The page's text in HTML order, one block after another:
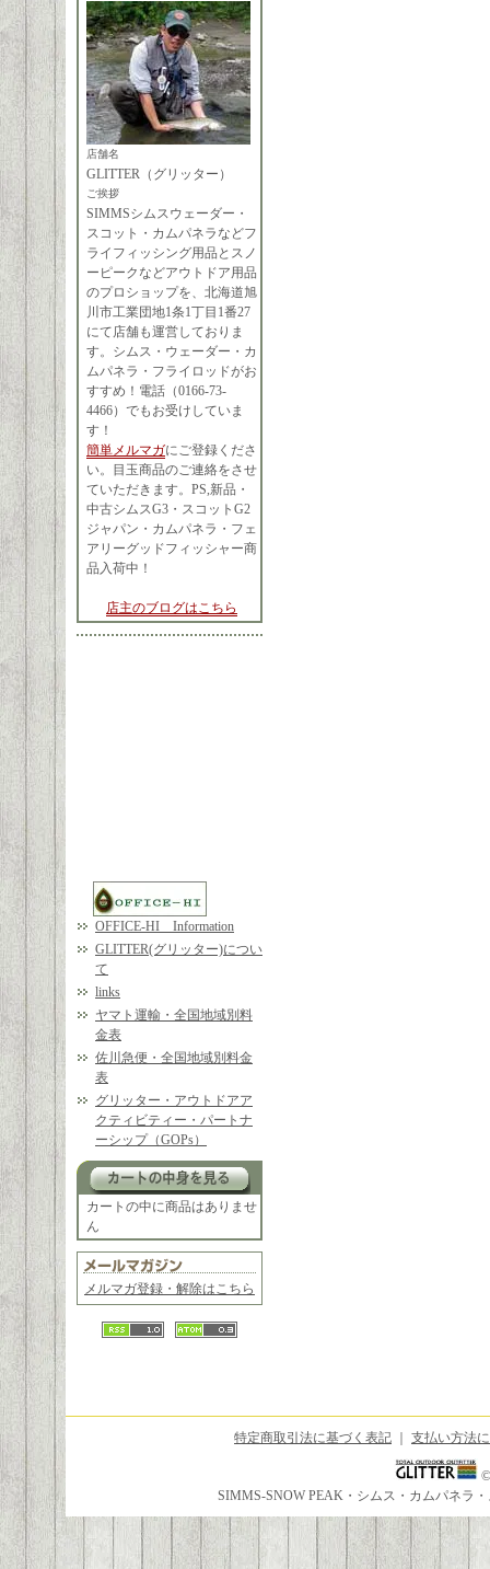
店舗名
GLITTER（グリッター）
ご挨拶
SIMMSシムスウェーダー・
スコット・カムパネラなどフ
ライフィッシング用品とスノ
ーピークなどアウトドア用品
のプロショップを、北海道旭
川市工業団地1条1丁目1番27
にて店舗も運営しておりま
す。シムス・ウェーダー・カ
ムパネラ・フライロッドがお
すすめ！電話（0166-73-
4466）でもお受けしていま
す！
簡単メルマガにご登録くださ
い。目玉商品のご連絡をさせ
ていただきます。PS,新品・
中古シムスG3・スコットG2
ジャパン・カムパネラ・フェ
アリーグッドフィッシャー商
品入荷中！
店主のブログはこちら
OFFICE-HI Information
GLITTER(グリッター)につい
て
links
ヤマト運輸・全国地域別料
金表
佐川急便・全国地域別料金
表
グリッター・アウトドアア
クティビティー・パートナ
ーシップ（GOPs）
カートの中に商品はありませ
ん
メルマガ登録・解除はこちら
特定商取引法に基づく表記 支払い方法
SIMMS-SNOW PEAK・シムス・カムパネラ